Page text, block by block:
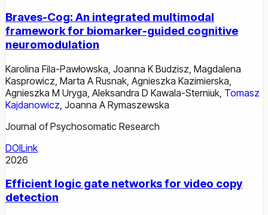
Braves-Cog: An integrated multimodal
framework for biomarker-guided cognitive
neuromodulation
Karolina Fila-Pawłowska Joanna K Budzisz Magdalena
Kasprowicz Marta A Rusnak Agnieszka Kazimierska
Agnieszka M Uryga Aleksandra D Kawala-Sterniuk Tomasz
Kajdanowicz Joanna A Rymaszewska
Journal of Psychosomatic Research
DOILink
2026
Efficient logic gate networks for video copy
detection